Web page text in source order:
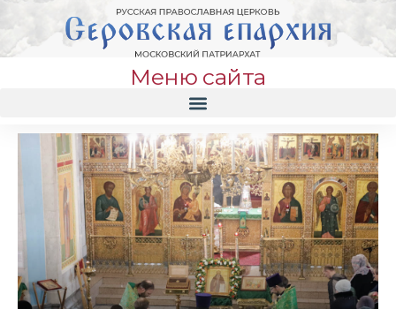
Меню сайта